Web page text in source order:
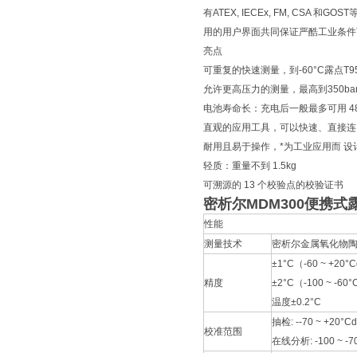
有ATEX, IECEx, FM, CSA 和
用的用户界面共同保证严酷工业条
亮点
可重复的快速测量，到-60°C露点
允许更高压力的测量，最高到
电池寿命长：充电后一般最多可用
直观的应用工具，可以快速、直接
耐用且易于操作，*为工业应用而 设
轻质：重量不到 1.5kg
可溯源的 13 个校验点的校验证书
密析尔MDM300便携式
性能
测量技术
密析尔金属氧化物
精度
±1°C（-60 ~
±2°C（-100 ~ -
温度±0.2°C
校准范围
抽检: --70 ~
在线分析: -100 ~ -